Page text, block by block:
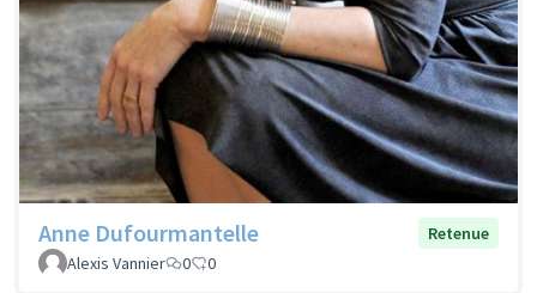
Anne Dufourmantelle
Retenue
Alexis Vannier
0 0